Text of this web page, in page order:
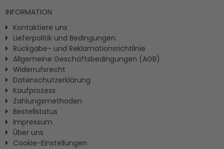
INFORMATION
Kontaktiere uns
Lieferpolitik und Bedingungen
Rückgabe- und Reklamationsrichtlinie
Allgemeine Geschäftsbedingungen (AGB)
Widerrufsrecht
Datenschutzerklärung
Kaufprozess
Zahlungsmethoden
Bestellstatus
Impressum
Ûber uns
Cookie-Einstellungen